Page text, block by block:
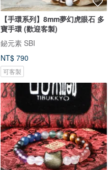
【手環系列】8mm夢幻虎眼石 多
寶手環 (歡迎客製)
鉍元素 SBI
NT$ 790
可客製